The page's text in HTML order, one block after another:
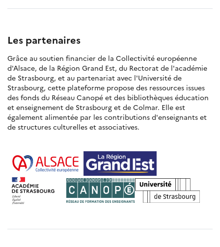
Les partenaires
Grâce au soutien financier de la Collectivité européenne
d'Alsace, de la Région Grand Est, du Rectorat de l'académie
de Strasbourg, et au partenariat avec l'Université de
Strasbourg, cette plateforme propose des ressources issues
des fonds du Réseau Canopé et des bibliothèques éducation
et enseignement de Strasbourg et de Colmar. Elle est
également alimentée par les contributions d'enseignants et
de structures culturelles et associatives.